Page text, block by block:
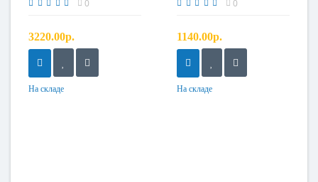
0
3220.00р.
На складе
0
1140.00р.
На складе